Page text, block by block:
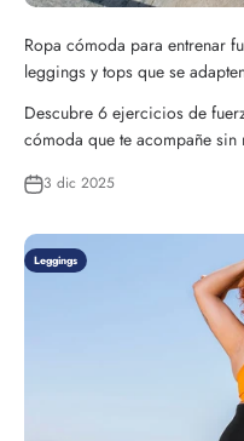
Ropa cómoda para entrenar
leggings y tops que se
Descubre 6 ejercicios de
cómoda que te acompañe sin
3 dic 2025
Leggings